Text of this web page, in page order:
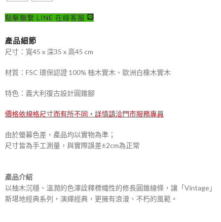
點擊聯繫 LINE 在線客服
產品細節
尺寸：寬45 x 深35 x 高45 cm
材質：FSC 環保認證 100% 柚木實木、歐洲白橡木實木
特色：義大利復古設計圓錐腳
價格依規格尺寸而有所不同，詳情請洽門市服務專員
由於螢幕色差，產品均以實物為準；
尺寸皆為手工測量，與實際誤差±2cm為正常
產品介紹
以柚木沉穩、溫潤的色澤詮釋標幟性的修長圓錐線條，讓「Vintage」
斯堪地經典系列，演繹經典，更擁有浪漫、不朽的風範。